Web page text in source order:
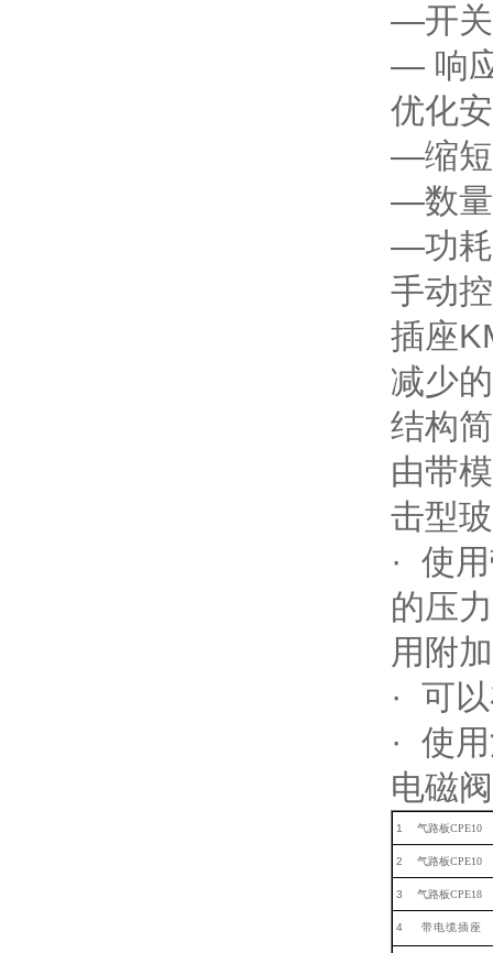
—开
— 响
优化
—缩短
—数
—功
手动
插座
减少
结构
由带
击型
· 使
的压
用附
· 可
· 使
电磁
1 气路板CPE10
2 气路板CPE10
3 气路板CPE18
4 带电缆插座